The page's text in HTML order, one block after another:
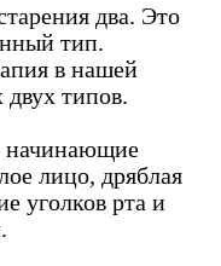
два. Это
тип.
в нашей
двух типов.
начинающие
лицо, дряблая
уголков рта и